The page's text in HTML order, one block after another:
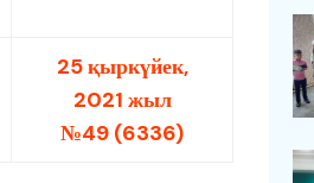
25 қыркүйек,
2021 жыл
№49 (6336)